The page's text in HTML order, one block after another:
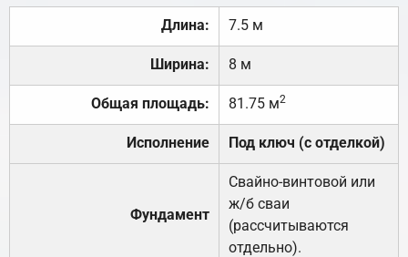
Длина: 7.5 м
Ширина: 8 м
Общая площадь: 81.75 м2
Исполнение Под ключ (с отделкой)
Фундамент
Свайно-винтовой или
ж/б сваи
(рассчитываются
отдельно).